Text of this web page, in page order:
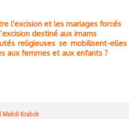
l'excision et les mariages forcés
destiné aux imams
religieuses se mobilisent-elles
aux femmes et aux enfants ?
Mahdi Krabch